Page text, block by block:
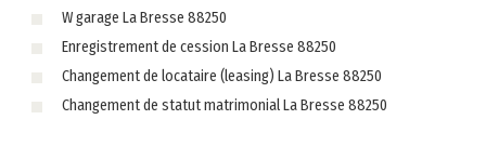
W garage La Bresse 88250
Enregistrement de cession La Bresse 88250
Changement de locataire (leasing) La Bresse 88250
Changement de statut matrimonial La Bresse 88250